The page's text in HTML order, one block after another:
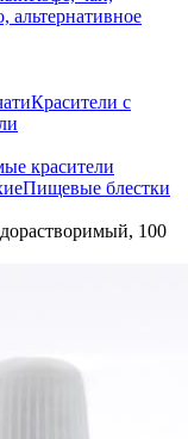
альтернативное
Красители с
красители
Пищевые блестки
100